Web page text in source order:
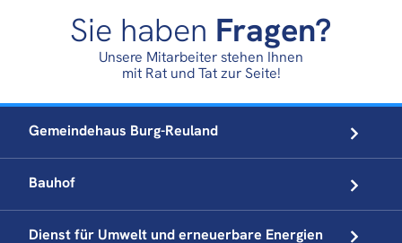
Sie haben Fragen?
Unsere Mitarbeiter stehen Ihnen
mit Rat und Tat zur Seite!
Gemeindehaus Burg-Reuland
Bauhof
Dienst für Umwelt underneuerbare Energien